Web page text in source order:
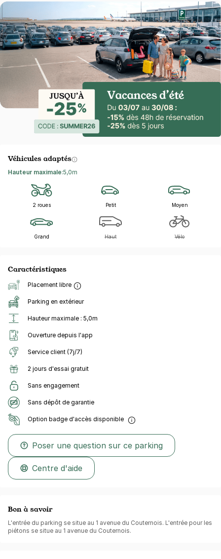
Véhicules adaptés
Hauteur maximale:5,0m
2 roues Petit Moyen
Grand Haut Vélo
Caractéristiques
Placement libre
Parking en extérieur
Hauteur maximale : 5,0m
Ouverture depuis l'app
Service client (7j/7)
2 jours d'essai gratuit
Sans engagement
Sans dépôt de garantie
Option badge d'accès disponible
Poser une question sur ce parking
Centre d'aide
Bon à savoir
L'entrée du parking se situe au 1 avenue du Couternois. L'entrée pour les
piétons se situe au 1 avenue du Couternois.